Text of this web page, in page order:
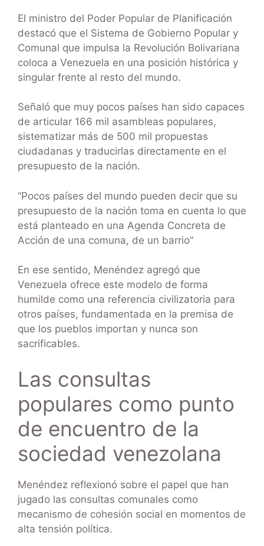
El ministro del Poder Popular de Planificación
destacó que el Sistema de Gobierno Popular y
Comunal que impulsa la Revolución Bolivariana
coloca a Venezuela en una posición histórica y
singular frente al resto del mundo.
Señaló que muy pocos países han sido capaces
de articular 166 mil asambleas populares,
sistematizar más de 500 mil propuestas
ciudadanas y traducirlas directamente en el
presupuesto de la nación.
“Pocos países del mundo pueden decir que su
presupuesto de la nación toma en cuenta lo que
está planteado en una Agenda Concreta de
Acción de una comuna, de un barrio”
En ese sentido, Menéndez agregó que
Venezuela ofrece este modelo de forma
humilde como una referencia civilizatoria para
otros países, fundamentada en la premisa de
que los pueblos importan y nunca son
sacrificables.
Las consultas
populares como punto
de encuentro de la
sociedad venezolana
Menéndez reflexionó sobre el papel que han
jugado las consultas comunales como
mecanismo de cohesión social en momentos de
alta tensión política.